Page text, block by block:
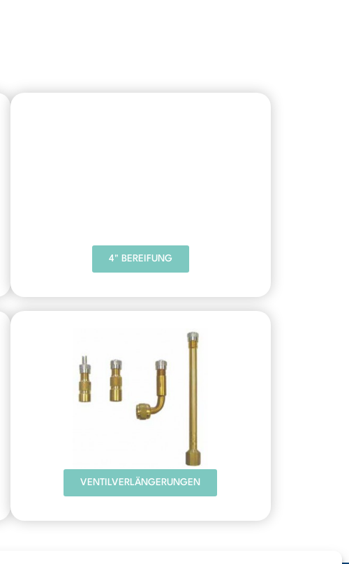
4" BEREIFUNG
VENTILVERLÄNGERUNGEN